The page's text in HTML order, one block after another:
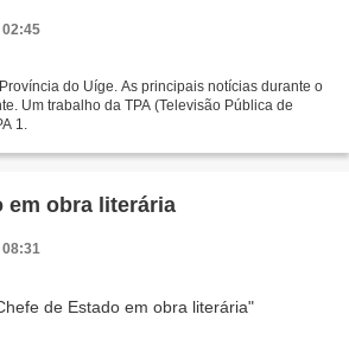
02:45
do Uíge. As principais notícias durante o
Um trabalho da TPA (Televisão Pública de
1.
em obra literária
08:31